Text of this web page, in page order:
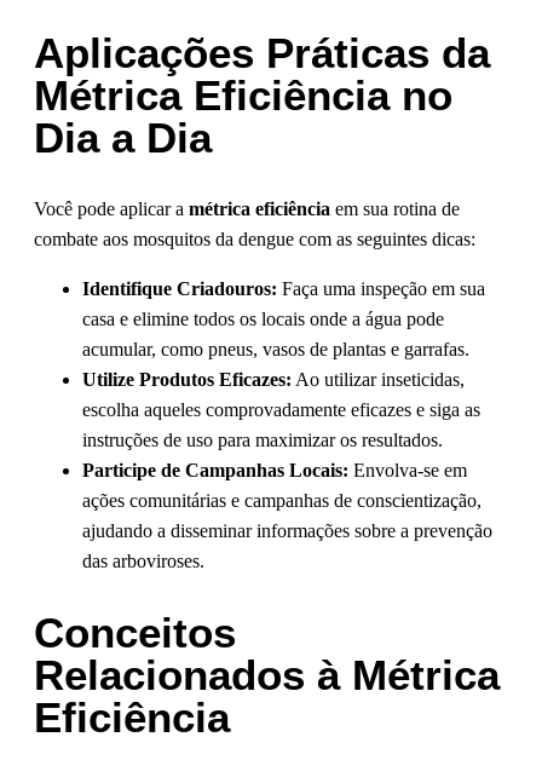
Aplicações Práticas da
Métrica Eficiência no
Dia a Dia
Você pode aplicar a métrica eficiência em sua rotina de
combate aos mosquitos da dengue com as seguintes dicas:
Identifique Criadouros: Faça uma inspeção em sua
casa e elimine todos os locais onde a água pode
acumular, como pneus, vasos de plantas e garrafas.
Utilize Produtos Eficazes: Ao utilizar inseticidas,
escolha aqueles comprovadamente eficazes e siga as
instruções de uso para maximizar os resultados.
Participe de Campanhas Locais: Envolva-se em
ações comunitárias e campanhas de conscientização,
ajudando a disseminar informações sobre a prevenção
das arboviroses.
Conceitos
Relacionados à Métrica
Eficiência